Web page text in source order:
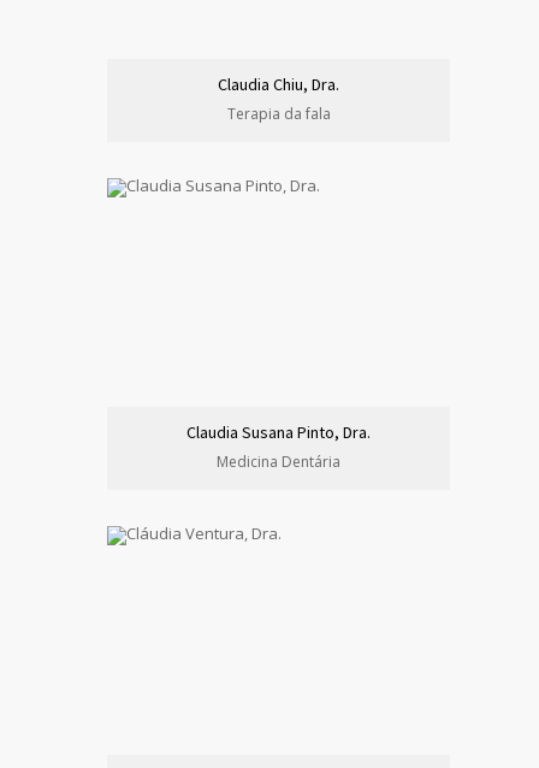
Claudia Chiu, Dra.
Terapia da fala
Claudia Susana Pinto, Dra.
Medicina Dentária